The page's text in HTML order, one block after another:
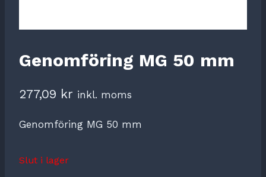
Genomföring MG 50 mm
277,09 kr inkl. moms
Genomföring MG 50 mm
Slut i lager